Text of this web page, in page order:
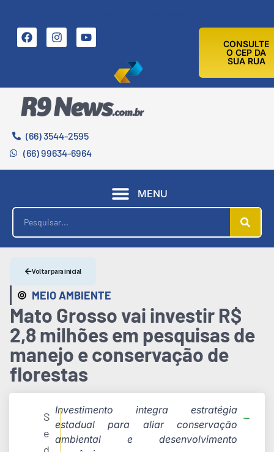
CONSULTE
O CEP DA
SUA RUA
(66) 3544-2595
(66) 99634-6964
MENU
MEIO AMBIENTE
Voltar para inicial
Mato Grosso vai investir R$
2,8 milhões em pesquisas de
manejo e conservação de
florestas
S
e
Investimento integra estratégia
estadual para aliar conservação
ambiental e desenvolvimento